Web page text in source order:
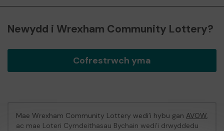
Newydd i Wrexham Community Lottery?
Cofrestrwch yma
Mae Wrexham Community Lottery wedi’i hybu gan AVOW,
ac mae Loteri Cymdeithasau Bychain wedi’i drwyddedu